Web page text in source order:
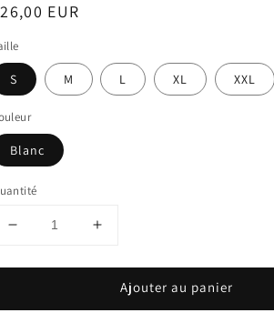
EUR
S M L XL XXL
Blanc
Réduire
quantité
Débardeur
Augmenter
quantité
Débardeur
Ajouter au panier